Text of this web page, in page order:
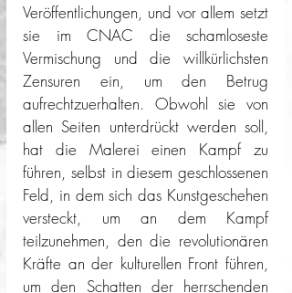
Veröffentlichungen, und vor allem setzt
sie im CNAC die schamloseste
Vermischung und die willkürlichsten
Zensuren ein, um den Betrug
aufrechtzuerhalten. Obwohl sie von
allen Seiten unterdrückt werden soll,
hat die Malerei einen Kampf zu
führen, selbst in diesem geschlossenen
Feld, in dem sich das Kunstgeschehen
versteckt, um an dem Kampf
teilzunehmen, den die revolutionären
Kräfte an der kulturellen Front führen,
um den Schatten der herrschenden